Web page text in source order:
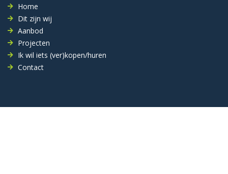
Home
Dit zijn wij
Aanbod
Projecten
Ik wil iets (ver)kopen/huren
Contact